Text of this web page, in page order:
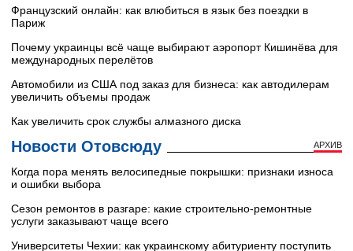
Французский онлайн: как влюбиться в язык без поездки в
Париж
Почему украинцы всё чаще выбирают аэропорт Кишинёва для
международных перелётов
Автомобили из США под заказ для бизнеса: как автодилерам
увеличить объемы продаж
Как увеличить срок службы алмазного диска
Новости Отовсюду АРХИВ
Когда пора менять велосипедные покрышки: признаки износа
и ошибки выбора
Сезон ремонтов в разгаре: какие строительно-ремонтные
услуги заказывают чаще всего
Университеты Чехии: как украинскому абитуриенту поступить